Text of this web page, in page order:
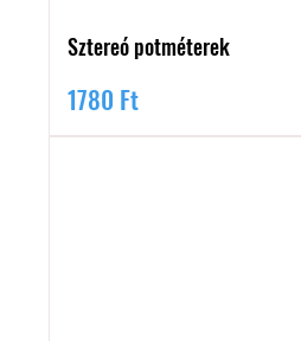
Sztereó potméterek
Ár
1780 Ft